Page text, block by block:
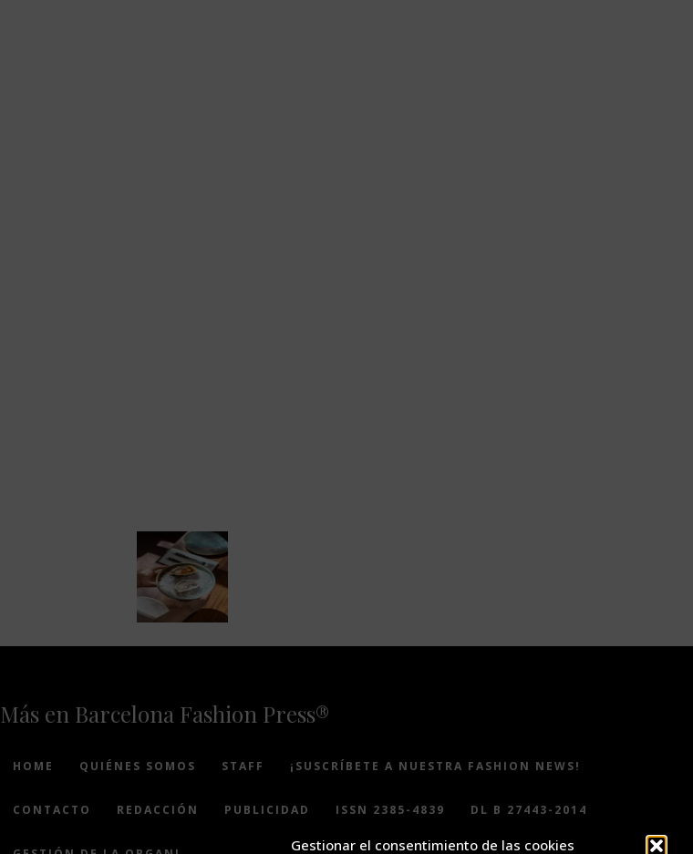
Gestionar el consentimiento de las cookies
Más en Barcelona Fashion Press®
HOME QUIÉNES SOMOS STAFF ¡SUSCRÍBETE A NUESTRA FASHION NEWS!
CONTACTO REDACCIÓN PUBLICIDAD ISSN 2385-4839 DL B 27443-2014